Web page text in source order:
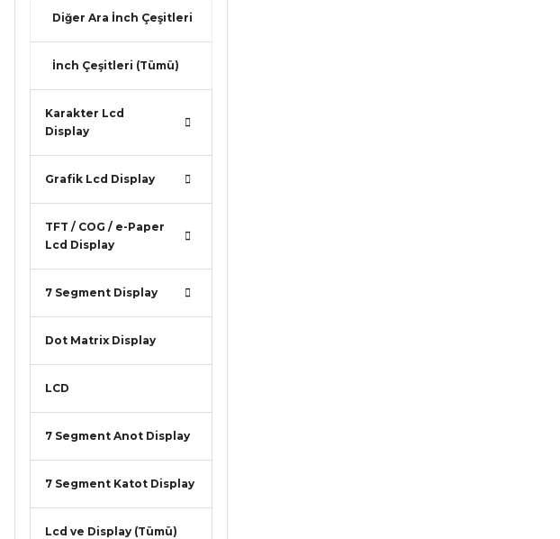
Diğer Ara İnch Çeşitleri
İnch Çeşitleri (Tümü)
Karakter Lcd
Display
Grafik Lcd Display
TFT / COG / e-Paper
Lcd Display
7 Segment Display
Dot Matrix Display
LCD
7 Segment Anot Display
7 Segment Katot Display
Lcd ve Display (Tümü)